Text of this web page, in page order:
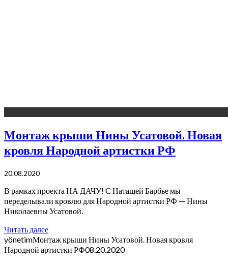
Монтаж крыши Нины Усатовой. Новая
кровля Народной артистки РФ
20.08.2020
В рамках проекта НА ДАЧУ! С Наташей Барбье мы
переделывали кровлю для Народной артистки РФ — Нины
Николаевны Усатовой.
Читать далее
yönetimМонтаж крыши Нины Усатовой. Новая кровля
Народной артистки РФ08.20.2020